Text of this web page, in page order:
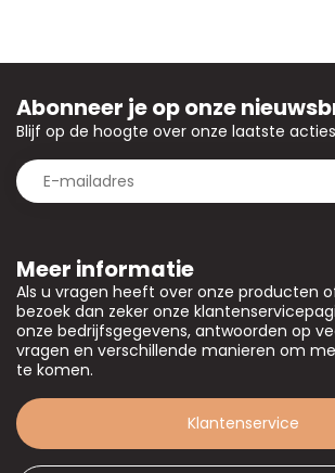
Meer informatie
Als u vragen heeft over onze producten
bezoek dan zeker onze
onze bedrijfsgegevens, antwoorden op
vragen en verschillende manieren om
te komen.
Klantenservice
Abonneer je op onze
Blijf op de hoogte over onze laatste acties